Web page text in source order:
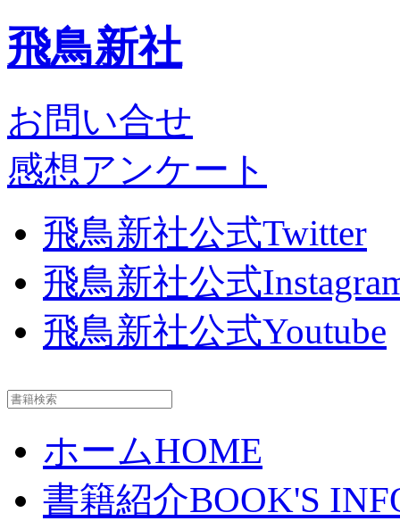
飛鳥新社
お問い合せ
感想アンケート
飛鳥新社公式Twitter
飛鳥新社公式
飛鳥新社公式Youtube
ホームHOME
書籍紹介BOOK'S